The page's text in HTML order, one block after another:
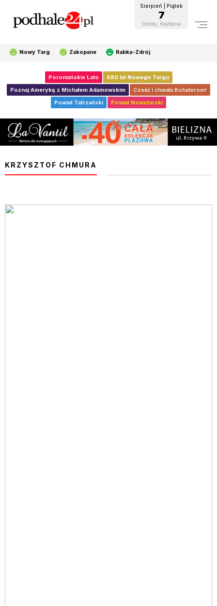
Nowy Targ Zakopane Rabka-Zdrój
Sierpień | Piątek
7
Doroty, Kajetana
Poroniańskie Lato
680 lat Nowego Targu
Poznaj Amerykę z Michałem Adamowskim
Cześć i chwała Bohaterom!
Powiat Tatrzański
Powiat Nowotarski
KRZYSZTOF CHMURA